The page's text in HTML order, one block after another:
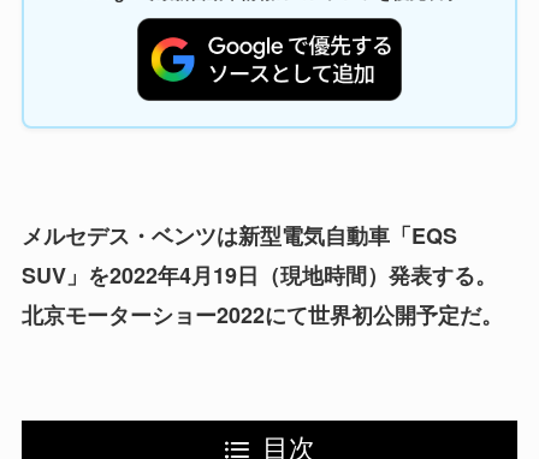
メルセデス・ベンツは新型電気自動車「EQS
SUV」を2022年4月19日（現地時間）発表する。
北京モーターショー2022にて世界初公開予定だ。
目次